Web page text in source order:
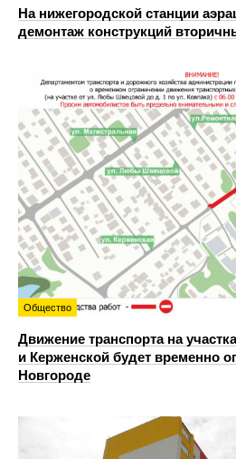
На нижегородской станции
демонтаж конструкций
Общество
Движение транспорта на
и Керженской будет временно
Новгороде